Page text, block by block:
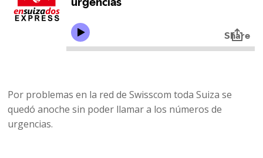
Por problemas en la red de Swisscom toda Suiza se
quedó anoche sin poder llamar a los números de
urgencias.